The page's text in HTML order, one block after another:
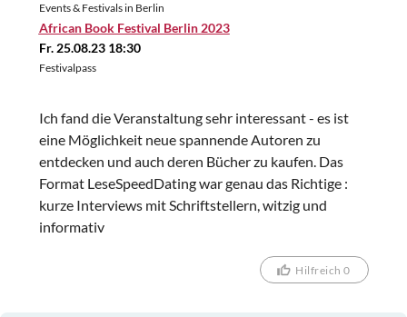
Events & Festivals in Berlin
African Book Festival Berlin 2023
Fr. 25.08.23 18:30
Festivalpass
Ich fand die Veranstaltung sehr interessant - es ist
eine Möglichkeit neue spannende Autoren zu
entdecken und auch deren Bücher zu kaufen. Das
Format LeseSpeedDating war genau das Richtige :
kurze Interviews mit Schriftstellern, witzig und
informativ
Hilfreich 0